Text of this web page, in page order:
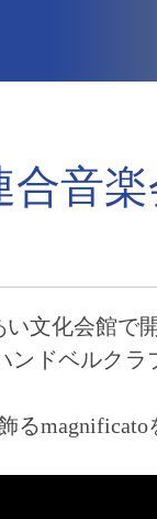
合音
文化会館で
ドベルクラ
magnificato